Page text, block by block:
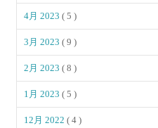
4月 2023( 5 )
3月 2023( 9 )
2月 2023( 8 )
1月 2023( 5 )
12月 2022( 4 )